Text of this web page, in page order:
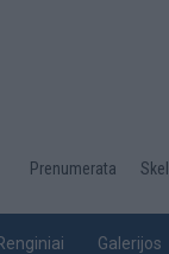
Desktop
top
Prenumerata
Galerijos